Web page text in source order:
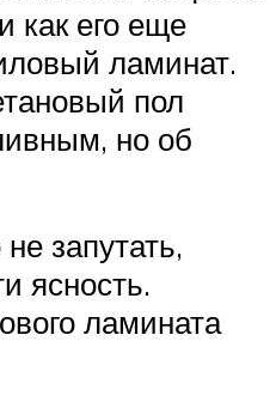
как его еще
ламинат.
пол
но об
запутать,
ясность.
ламината